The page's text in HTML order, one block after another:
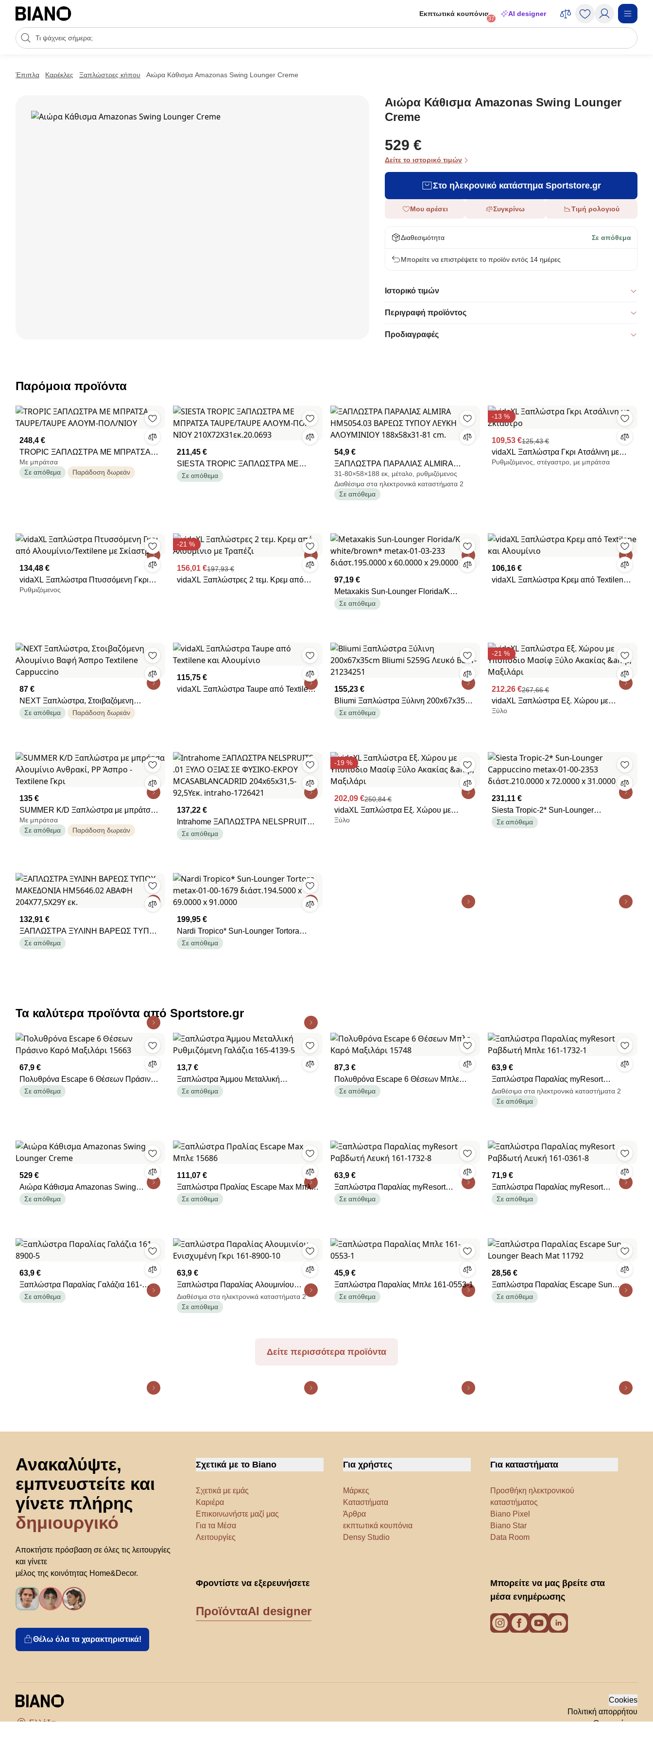
Μετάβαση στο περιεχόμενο
Πεδίο αναζήτησης
Εκπτωτικά κουπόνια
37
AI designer
Έπιπλα Καρέκλες Ξαπλώστρες κήπου Αιώρα Κάθισμα Amazonas Swing Lounger Creme
Αιώρα Κάθισμα Amazonas Swing Lounger
Creme
529 €
Δείτε το ιστορικό τιμών
Στο ηλεκρονικό κατάστημα Sportstore.gr
Μου αρέσει Συγκρίνω Τιμή ρολογιού
Διαθεσιμότητα Σε απόθεμα
Μπορείτε να επιστρέψετε το προϊόν εντός 14 ημέρες
Ιστορικό τιμών
Περιγραφή προϊόντος
Προδιαγραφές
Παρόμοια προϊόντα
248,4 €
TROPIC ΞΑΠΛΩΣΤΡΑ ΜΕ ΜΠΡΑΤΣΑ
TAUPE/TAUPE ΑΛΟΥΜ-ΠΟΛ/ΝΙΟΥ
Με μπράτσα
Σε απόθεμα
Παράδοση δωρεάν
211,45 €
SIESTA TROPIC ΞΑΠΛΩΣΤΡΑ ΜΕ
ΜΠΡΑΤΣΑ TAUPE/TAUPE ΑΛΟΥΜ-
Σε απόθεμα
54,9 €
ΞΑΠΛΩΣΤΡΑ ΠΑΡΑΛΙΑΣ ALMIRA
HM5054.03 ΒΑΡΕΩΣ ΤΥΠΟΥ ΛΕΥΚΗ
ΑΛΟΥΜΙΝΙΟΥ 188x58x31-81 cm.
31-80×58×188 εκ, μέταλο, ρυθμιζόμενος
Διαθέσιμα στα ηλεκτρονικά καταστήματα 2
Σε απόθεμα
-13 %
109,53 €125,43 €
vidaXL Ξαπλώστρα Γκρι Ατσάλινη με
Σκίαστρο
Ρυθμιζόμενος, στέγαστρο, με μπράτσα
134,48 €
vidaXL Ξαπλώστρα Πτυσσόμενη Γκρι
από Αλουμίνιο/Textilene με Σκίαστρο
Ρυθμιζόμενος
-21 %
156,01 €197,93 €
vidaXL Ξαπλώστρες 2 τεμ. Κρεμ από
97,19 €
Metaxakis Sun-Lounger Florida/K
white/brown* metax-01-03-233
Σε απόθεμα
106,16 €
vidaXL Ξαπλώστρα Κρεμ από Textilene
87 €
NEXT Ξαπλώστρα, Στοιβαζόμενη
Αλουμίνιο Βαφή Άσπρο Textilene
Σε απόθεμα Παράδοση δωρεάν
115,75 €
vidaXL Ξαπλώστρα Taupe από Textilene
155,23 €
Bliumi Ξαπλώστρα Ξύλινη 200x67x35cm
Bliumi 5259G Λευκό BEST-21234251
Σε απόθεμα
-21 %
212,26 €267,66 €
vidaXL Ξαπλώστρα Εξ. Χώρου με
Υποπόδιο Μασίφ Ξύλο Ακακίας &amp;
Ξύλο
135 €
SUMMER K/D Ξαπλώστρα με μπράτσα
Αλουμίνιο Ανθρακί, PP Άσπρο -
Textilene Γκρι
Με μπράτσα
Σε απόθεμα
Παράδοση δωρεάν
137,22 €
Intrahome ΞΑΠΛΩΣΤΡΑ NELSPRUITS
.01 ΞΥΛΟ ΟΞΙΑΣ ΣΕ ΦΥΣΙΚΟ-ΕΚΡΟΥ
Σε απόθεμα
-19 %
202,09 €250,84 €
vidaXL Ξαπλώστρα Εξ. Χώρου με
Υποπόδιο Μασίφ Ξύλο Ακακίας &amp;
Ξύλο
231,11 €
Siesta Tropic-2* Sun-Lounger
Cappuccino metax-01-00-2353
Σε απόθεμα
132,91 €
ΞΑΠΛΩΣΤΡΑ ΞΥΛΙΝΗ ΒΑΡΕΩΣ ΤΥΠΟΥ
ΜΑΚΕΔΟΝΙΑ HM5646.02 ΑΒΑΦΗ
Σε απόθεμα
199,95 €
Nardi Tropico* Sun-Lounger Tortora
metax-01-00-1679 διάστ.194.5000 x
Σε απόθεμα
Τα καλύτερα προϊόντα από Sportstore.gr
67,9 €
Πολυθρόνα Escape 6 Θέσεων Πράσινο
Καρό Μαξιλάρι 15663
Σε απόθεμα
13,7 €
Ξαπλώστρα Άμμου Μεταλλική
Ρυθμιζόμενη Γαλάζια 165-4139-5
Σε απόθεμα
87,3 €
Πολυθρόνα Escape 6 Θέσεων Μπλε
Καρό Μαξιλάρι 15748
Σε απόθεμα
63,9 €
Ξαπλώστρα Παραλίας myResort
Ραβδωτή Μπλε 161-1732-1
Διαθέσιμα στα ηλεκτρονικά καταστήματα 2
Σε απόθεμα
529 €
Αιώρα Κάθισμα Amazonas Swing
Lounger Creme
Σε απόθεμα
111,07 €
Ξαπλώστρα Πραλίας Escape Max Μπλε
15686
Σε απόθεμα
63,9 €
Ξαπλώστρα Παραλίας myResort
Ραβδωτή Λευκή 161-1732-8
Σε απόθεμα
71,9 €
Ξαπλώστρα Παραλίας myResort
Ραβδωτή Λευκή 161-0361-8
Σε απόθεμα
63,9 €
Ξαπλώστρα Παραλίας Γαλάζια 161-
8900-5
Σε απόθεμα
63,9 €
Ξαπλώστρα Παραλίας Αλουμινίου
Ενισχυμένη Γκρι 161-8900-10
Διαθέσιμα στα ηλεκτρονικά καταστήματα 2
Σε απόθεμα
45,9 €
Ξαπλώστρα Παραλίας Μπλε 161-0553-1
Σε απόθεμα
28,56 €
Ξαπλώστρα Παραλίας Escape Sun
Lounger Beach Mat 11792
Σε απόθεμα
Δείτε περισσότερα προϊόντα
Ανακαλύψτε,
εμπνευστείτε και
γίνετε πλήρης
δημιουργικό
Αποκτήστε πρόσβαση σε όλες τις λειτουργίες
και γίνετε
μέλος της κοινότητας Home&Decor.
Θέλω όλα τα χαρακτηριστικά!
Σχετικά με το Biano
Σχετικά με εμάς
Καριέρα
Επικοινωνήστε μαζί μας
Για τα Μέσα
Λειτουργίες
Για χρήστες
Μάρκες
Καταστήματα
Άρθρα
εκπτωτικά κουπόνια
Densy Studio
Για καταστήματα
Προσθήκη ηλεκτρονικού
καταστήματος
Biano Pixel
Biano Star
Data Room
Φροντίστε να εξερευνήσετε
ΠροϊόνταAI designer
Μπορείτε να μας βρείτε στα
μέσα ενημέρωσης
Cookies
Πολιτική απορρήτου
Οροι χρήσης